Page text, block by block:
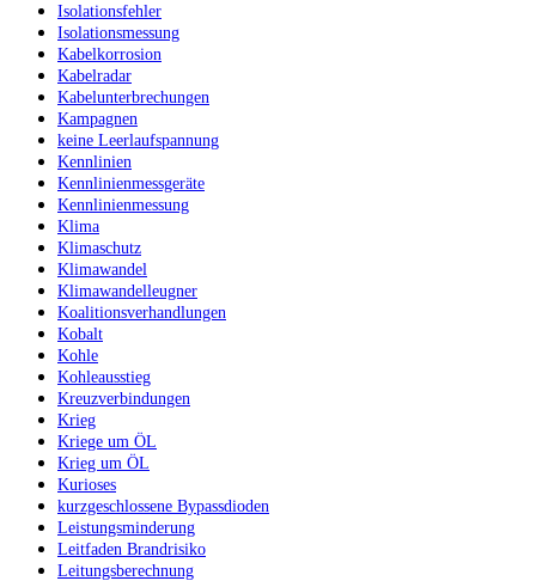
Isolationsfehler
Isolationsmessung
Kabelkorrosion
Kabelradar
Kabelunterbrechungen
Kampagnen
keine Leerlaufspannung
Kennlinien
Kennlinienmessgeräte
Kennlinienmessung
Klima
Klimaschutz
Klimawandel
Klimawandelleugner
Koalitionsverhandlungen
Kobalt
Kohle
Kohleausstieg
Kreuzverbindungen
Krieg
Kriege um ÖL
Krieg um ÖL
Kurioses
kurzgeschlossene Bypassdioden
Leistungsminderung
Leitfaden Brandrisiko
Leitungsberechnung